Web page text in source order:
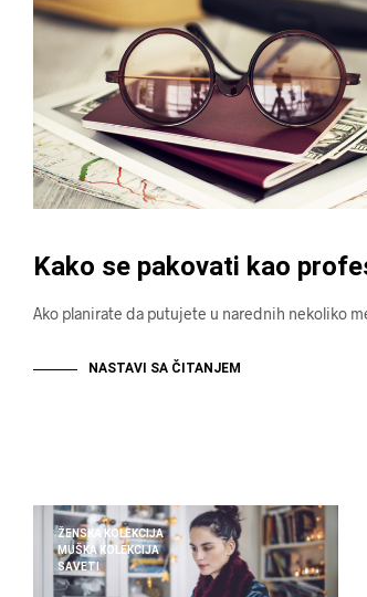
Kako se pakovati kao
Ako planirate da putujete u narednih nekoliko
NASTAVI SA ČITANJEM
ŽENSKA KOLEKCIJA
MUŠKA KOLEKCIJA
SAVETI